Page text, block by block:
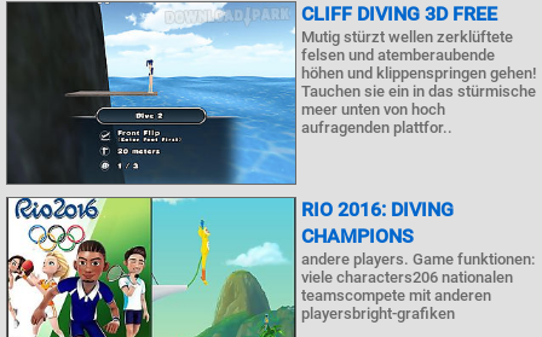
CLIFF DIVING 3D FREE
Mutig stürzt wellen zerklüftete
felsen und atemberaubende
höhen und klippenspringen gehen!
Tauchen sie ein in das stürmische
meer unten von hoch
aufragenden plattfor..
RIO 2016: DIVING
CHAMPIONS
andere players. Game funktionen:
viele characters206 nationalen
teamscompete mit anderen
playersbright-grafiken